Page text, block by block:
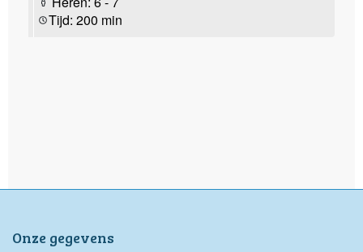
Tijd: 200 min
Onze gegevens